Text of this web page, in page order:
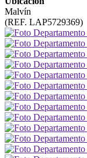
Malvín
(REF. LAP5729369)